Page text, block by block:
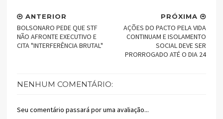
PRÓXIMA
AÇÕES DO PACTO PELA VIDA
CONTINUAM E ISOLAMENTO
SOCIAL DEVE SER
PRORROGADO ATÉ O DIA 24
ANTERIOR
BOLSONARO PEDE QUE STF
NÃO AFRONTE EXECUTIVO E
CITA "INTERFERÊNCIA BRUTAL"
NENHUM COMENTÁRIO:
Seu comentário passará por uma avaliação...